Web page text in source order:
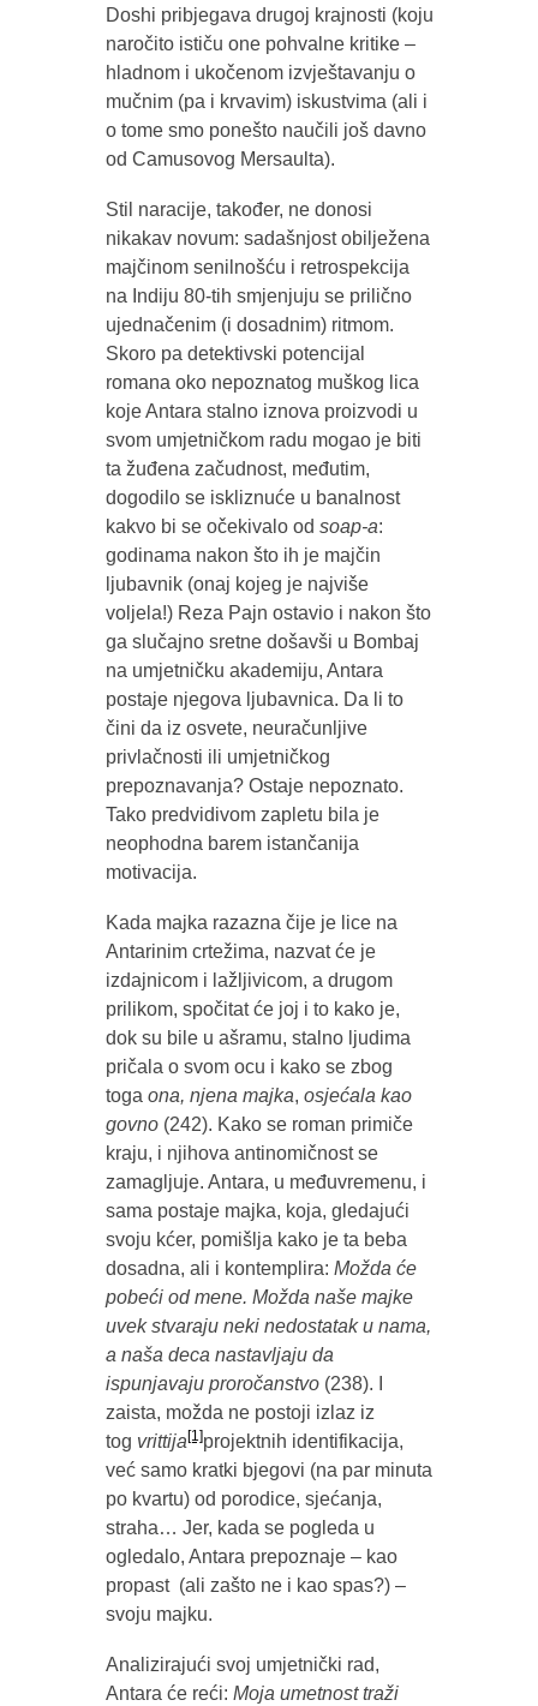
Doshi pribjegava drugoj krajnosti (koju
naročito ističu one pohvalne kritike –
hladnom i ukočenom izvještavanju o
mučnim (pa i krvavim) iskustvima (ali i
o tome smo ponešto naučili još davno
od Camusovog Mersaulta).
Stil naracije, također, ne donosi
nikakav novum: sadašnjost obilježena
majčinom senilnošću i retrospekcija
na Indiju 80-tih smjenjuju se prilično
ujednačenim (i dosadnim) ritmom.
Skoro pa detektivski potencijal
romana oko nepoznatog muškog lica
koje Antara stalno iznova proizvodi u
svom umjetničkom radu mogao je biti
ta žuđena začudnost, međutim,
dogodilo se iskliznuće u banalnost
kakvo bi se očekivalo od soap-a:
godinama nakon što ih je majčin
ljubavnik (onaj kojeg je najviše
voljela!) Reza Pajn ostavio i nakon što
ga slučajno sretne došavši u Bombaj
na umjetničku akademiju, Antara
postaje njegova ljubavnica. Da li to
čini da iz osvete, neuračunljive
privlačnosti ili umjetničkog
prepoznavanja? Ostaje nepoznato.
Tako predvidivom zapletu bila je
neophodna barem istančanija
motivacija.
Kada majka razazna čije je lice na
Antarinim crtežima, nazvat će je
izdajnicom i lažljivicom, a drugom
prilikom, spočitat će joj i to kako je,
dok su bile u ašramu, stalno ljudima
pričala o svom ocu i kako se zbog
toga ona, njena majka, osjećala kao
govno(242). Kako se roman primiče
kraju, i njihova antinomičnost se
zamagljuje. Antara, u međuvremenu, i
sama postaje majka, koja, gledajući
svoju kćer, pomišlja kako je ta beba
dosadna, ali i kontemplira: Možda će
pobeći od mene. Možda naše majke
uvek stvaraju neki nedostatak u nama,
a naša deca nastavljaju da
ispunjavaju proročanstvo (238). I
zaista, možda ne postoji izlaz iz
tog vrittija[1]projektnih identifikacija,
već samo kratki bjegovi (na par minuta
po kvartu) od porodice, sjećanja,
straha… Jer, kada se pogleda u
ogledalo, Antara prepoznaje – kao
propast (ali zašto ne i kao spas?) –
svoju majku.
Analizirajući svoj umjetnički rad,
Antara će reći: Moja umetnost traži